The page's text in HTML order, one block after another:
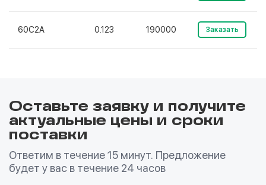
60С2А 0.123 190000 Заказать
Оставьте заявку и получите
актуальные цены и сроки
поставки
Ответим в течение 15 минут. Предложение
будет у вас в течение 24 часов